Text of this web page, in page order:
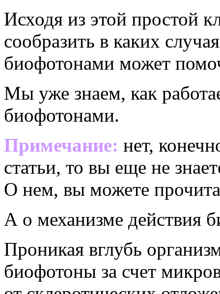
Исходя из этой простой
сообразить в каких
биофотонами может
Мы уже знаем, как
биофотонами.
Примечание: нет,
статьи, то вы еще не
О нем, вы можете
А о механизме действия
Проникая вглубь
биофотоны за счет